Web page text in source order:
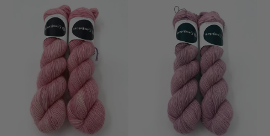
Day:
1807
Camijo